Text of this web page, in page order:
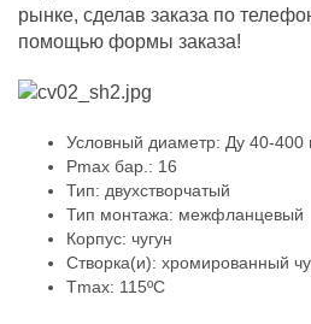
рынке, сделав заказа по
помощью формы заказа!
Условный диаметр: Ду 40-400
Pmax бар.: 16
Тип: двухстворчатый
Тип монтажа: межфланцевый
Корпус: чугун
Створка(и): хромированный
Tmax: 115ºC